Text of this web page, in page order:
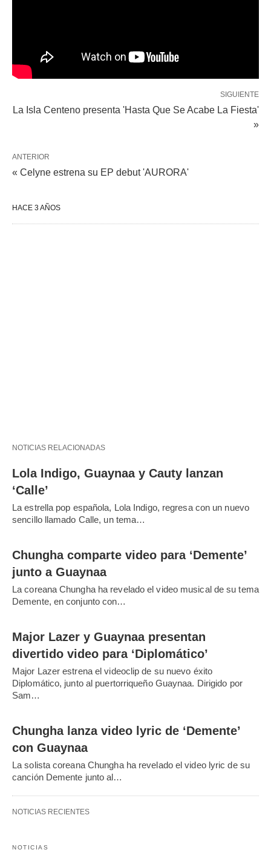
SIGUIENTE
La Isla Centeno presenta 'Hasta Que Se Acabe La Fiesta'
»
ANTERIOR
« Celyne estrena su EP debut 'AURORA'
HACE 3 AÑOS
NOTICIAS RELACIONADAS
Lola Indigo, Guaynaa y Cauty lanzan
‘Calle’
La estrella pop española, Lola Indigo, regresa con un nuevo
sencillo llamado Calle, un tema…
Chungha comparte video para ‘Demente’
junto a Guaynaa
La coreana Chungha ha revelado el video musical de su tema
Demente, en conjunto con…
Major Lazer y Guaynaa presentan
divertido video para ‘Diplomático’
Major Lazer estrena el videoclip de su nuevo éxito
Diplomático, junto al puertorriqueño Guaynaa. Dirigido por
Sam…
Chungha lanza video lyric de ‘Demente’
con Guaynaa
La solista coreana Chungha ha revelado el video lyric de su
canción Demente junto al…
NOTICIAS RECIENTES
NOTICIAS